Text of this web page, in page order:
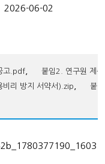
2026-06-02
고.pdf
붙임2. 연구원 제출
비리 방지 서약서).zip
붙